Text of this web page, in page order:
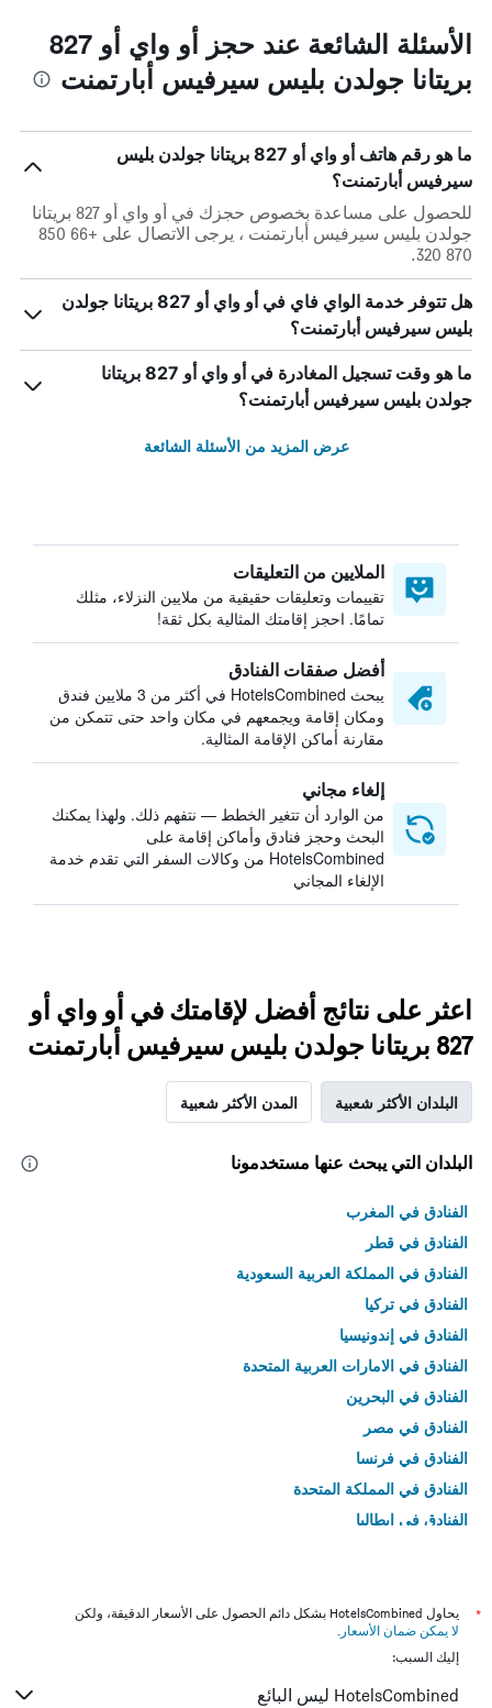
الأسئلة الشائعة عند حجز أو واي أو 827
بريتانا جولدن بليس سيرفيس أبارتمنت
ما هو رقم هاتف أو واي أو 827 بريتانا جولدن بليس
سيرفيس أبارتمنت؟
للحصول على مساعدة بخصوص حجزك في أو واي أو 827 بريتانا
جولدن بليس سيرفيس أبارتمنت ، يرجى الاتصال على +66 850
870 320.
هل تتوفر خدمة الواي فاي في أو واي أو 827 بريتانا جولدن
بليس سيرفيس أبارتمنت؟
ما هو وقت تسجيل المغادرة في أو واي أو 827 بريتانا
جولدن بليس سيرفيس أبارتمنت؟
عرض المزيد من الأسئلة الشائعة
الملايين من التعليقات
تقييمات وتعليقات حقيقية من ملايين النزلاء، مثلك
تمامًا. احجز إقامتك المثالية بكل ثقة!
أفضل صفقات الفنادق
يبحث HotelsCombined في أكثر من 3 ملايين فندق
ومكان إقامة ويجمعهم في مكان واحد حتى تتمكن من
مقارنة أماكن الإقامة المثالية.
إلغاء مجاني
من الوارد أن تتغير الخطط — نتفهم ذلك. ولهذا يمكنك
البحث وحجز فنادق وأماكن إقامة على
HotelsCombined من وكالات السفر التي تقدم خدمة
الإلغاء المجاني
اعثر على نتائج أفضل لإقامتك في أو واي أو
827 بريتانا جولدن بليس سيرفيس أبارتمنت
البلدان الأكثر شعبية المدن الأكثر شعبية
البلدان التي يبحث عنها مستخدمونا
الفنادق في المغرب
الفنادق في قطر
الفنادق في المملكة العربية السعودية
الفنادق في تركيا
الفنادق في إندونيسيا
الفنادق في الامارات العربية المتحدة
الفنادق في البحرين
الفنادق في مصر
الفنادق في فرنسا
الفنادق في المملكة المتحدة
الفنادق في إيطاليا
*
يحاول HotelsCombined بشكل دائم الحصول على الأسعار الدقيقة، ولكن
لا يمكن ضمان الأسعار .
إليك السبب:
HotelsCombined ليس البائع